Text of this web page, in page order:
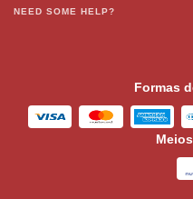
NEED SOME HELP?